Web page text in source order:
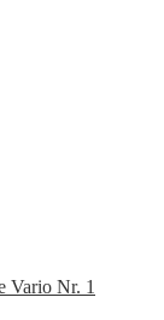
Vario Nr. 1